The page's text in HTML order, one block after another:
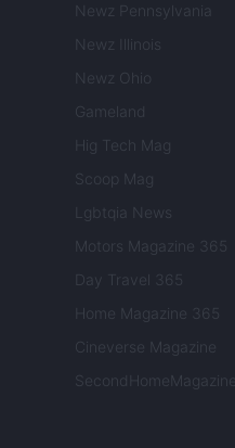
Newz Pennsylvania
Newz Illinois
Newz Ohio
Gameland
Hig Tech Mag
Scoop Mag
Lgbtqia News
Motors Magazine 365
Day Travel 365
Home Magazine 365
Cineverse Magazine
SecondHomeMagazine